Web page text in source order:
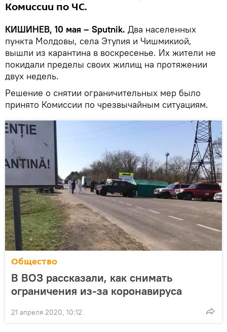
Комиссии по ЧС.
КИШИНЕВ, 10 мая – Sputnik. Два населенных
пункта Молдовы, села Этулия и Чишмикиой,
вышли из карантина в воскресенье. Их жители не
покидали пределы своих жилищ на протяжении
двух недель.
Решение о снятии ограничительных мер было
принято Комиссии по чрезвычайным ситуациям.
Общество
В ВОЗ рассказали, как снимать
ограничения из-за коронавируса
21 апреля 2020, 10:12